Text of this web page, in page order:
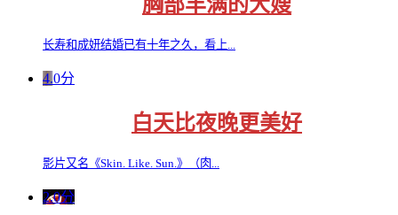
胸部丰满的大嫂
长寿和成妍结婚已有十年之久，看上...
4.0分
白天比夜晚更美好
影片又名《Skin. Like. Sun.》（肉...
2.0分